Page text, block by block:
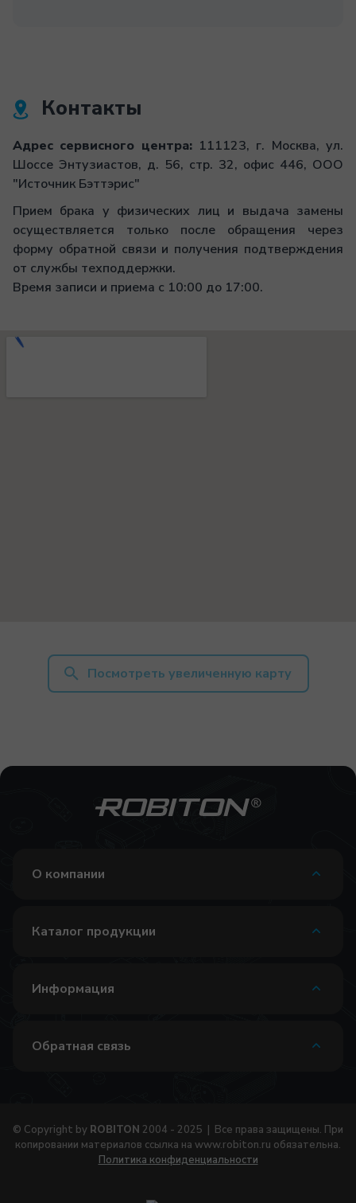
Контакты
Адрес сервисного центра:111123, г. Москва, ул.
Шоссе Энтузиастов, д. 56, стр. 32, офис 446, ООО
"Источник Бэттэрис"
Прием брака у физических лиц и выдача замены
осуществляется только после обращения через
форму обратной связи и получения подтверждения
от службы техподдержки.
Время записи и приема с 10:00 до 17:00.
Посмотреть увеличенную карту
О компании
Каталог продукции
Информация
Обратная связь
© Copyright by ROBITON 2004 - 2025 | Все права защищены. При
копировании материалов ссылка на www.robiton.ru обязательна.
Политика конфиденциальности